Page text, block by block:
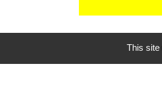
This site